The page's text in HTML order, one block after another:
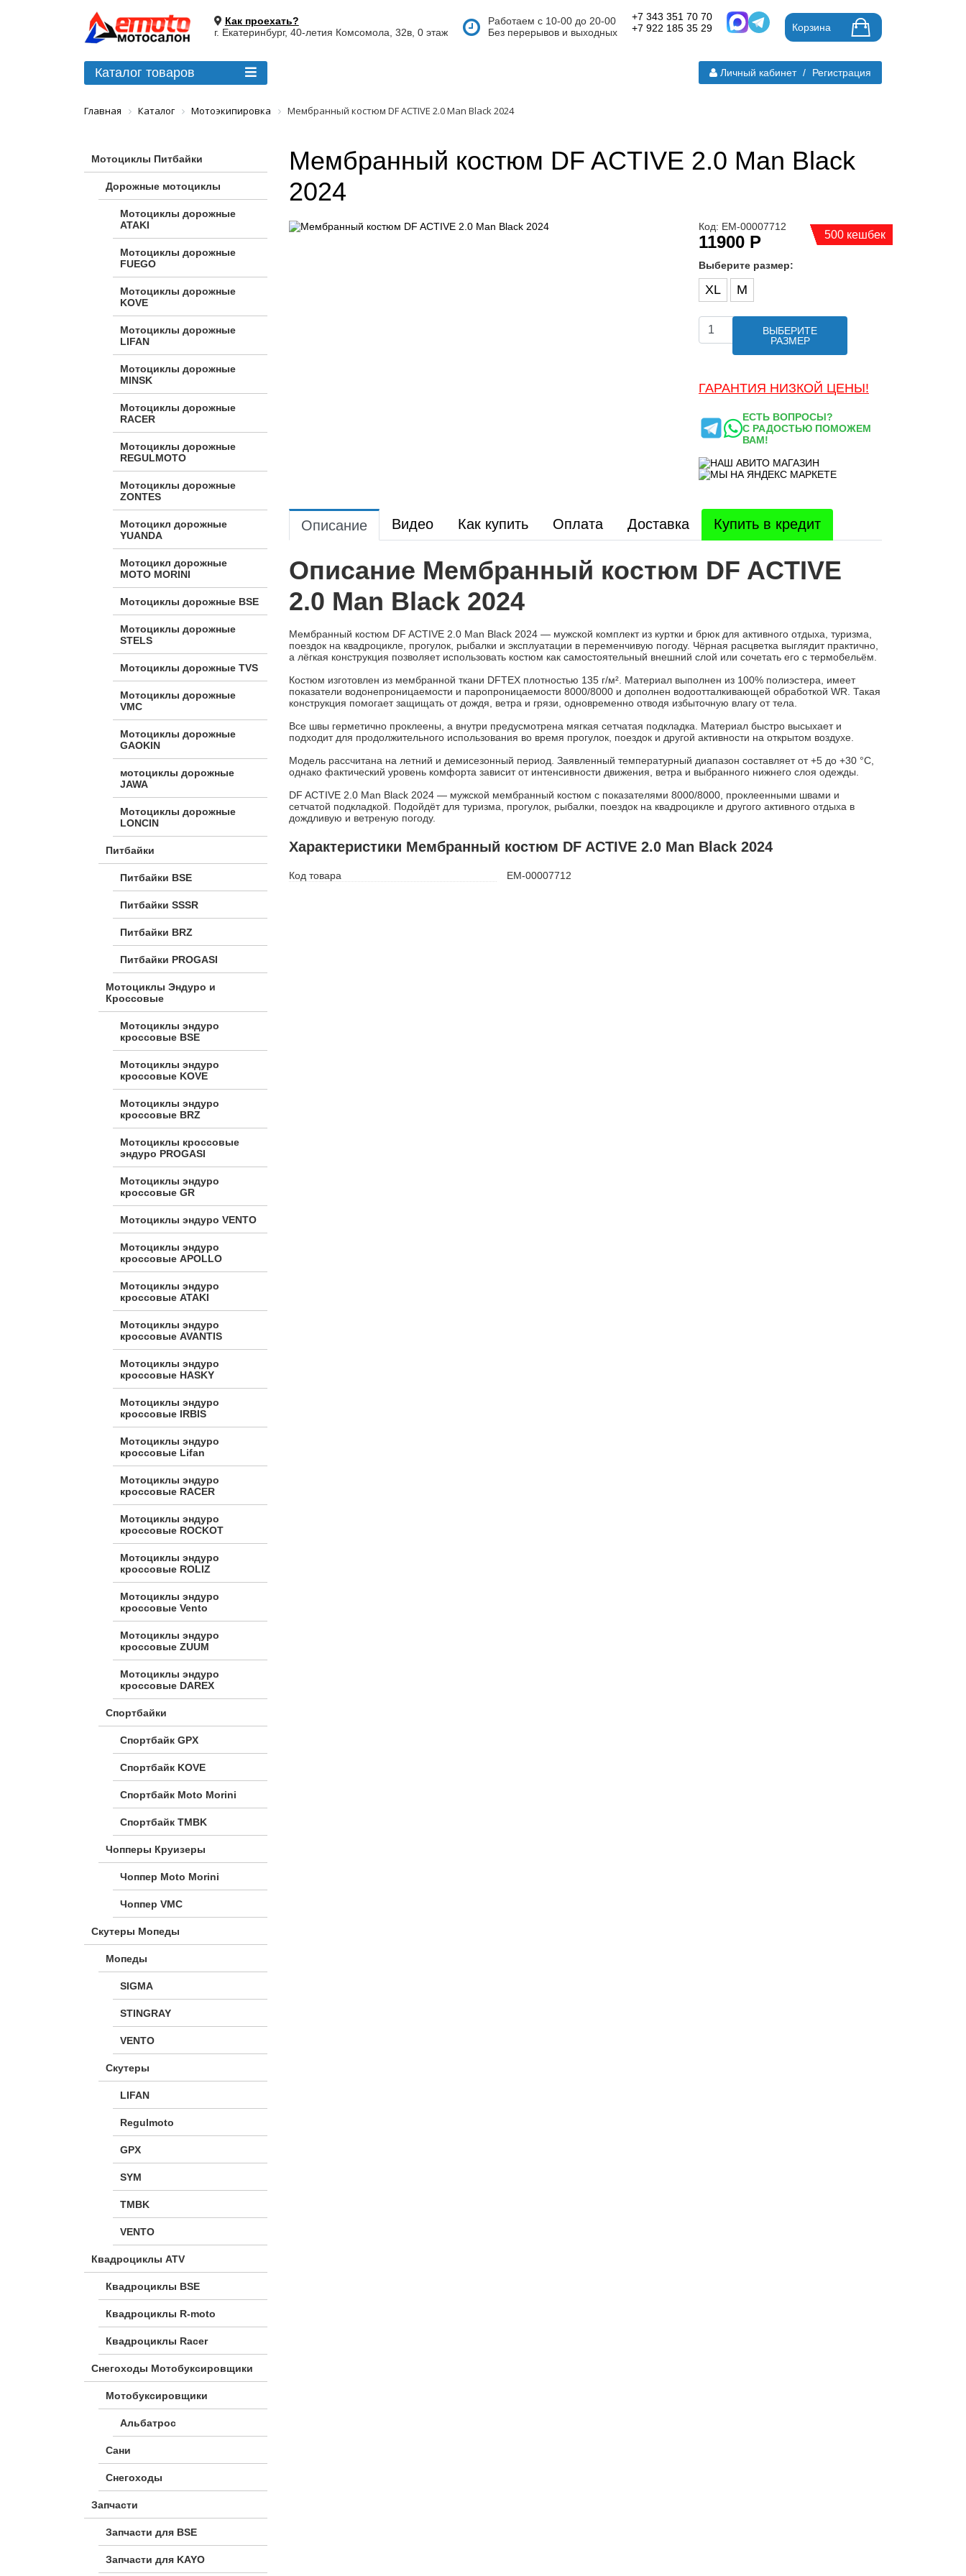
Как проехать?
г. Екатеринбург, 40-летия Комсомола, 32в, 0 этаж
Работаем с 10-00 до 20-00
Без перерывов и выходных
+7 343 351 70 70
+7 922 185 35 29
Корзина
Каталог товаров Личный кабинет / Регистрация
Главная Каталог Мотоэкипировка Мембранный костюм DF ACTIVE 2.0 Man Black 2024
Мотоциклы Питбайки
Дорожные мотоциклы
Мотоциклы дорожные
ATAKI
Мотоциклы дорожные
FUEGO
Мотоциклы дорожные
KOVE
Мотоциклы дорожные
LIFAN
Мотоциклы дорожные
MINSK
Мотоциклы дорожные
RACER
Мотоциклы дорожные
REGULMOTO
Мотоциклы дорожные
ZONTES
Мотоцикл дорожные
YUANDA
Мотоцикл дорожные
МОТО MORINI
Мотоциклы дорожные BSE
Мотоциклы дорожные
STELS
Мотоциклы дорожные TVS
Мотоциклы дорожные
VMC
Мотоциклы дорожные
GAOKIN
мотоциклы дорожные
JAWA
Мотоциклы дорожные
LONCIN
Питбайки
Питбайки BSE
Питбайки SSSR
Питбайки BRZ
Питбайки PROGASI
Мотоциклы Эндуро и
Кроссовые
Мотоциклы эндуро
кроссовые BSE
Мотоциклы эндуро
кроссовые KOVE
Мотоциклы эндуро
кроссовые BRZ
Мотоциклы кроссовые
эндуро PROGASI
Мотоциклы эндуро
кроссовые GR
Мотоциклы эндуро VENTO
Мотоциклы эндуро
кроссовые APOLLO
Мотоциклы эндуро
кроссовые ATAKI
Мотоциклы эндуро
кроссовые AVANTIS
Мотоциклы эндуро
кроссовые HASKY
Мотоциклы эндуро
кроссовые IRBIS
Мотоциклы эндуро
кроссовые Lifan
Мотоциклы эндуро
кроссовые RACER
Мотоциклы эндуро
кроссовые ROCKOT
Мотоциклы эндуро
кроссовые ROLIZ
Мотоциклы эндуро
кроссовые Vento
Мотоциклы эндуро
кроссовые ZUUM
Мотоциклы эндуро
кроссовые DAREX
Спортбайки
Спортбайк GPX
Спортбайк KOVE
Спортбайк Moto Morini
Спортбайк TMBK
Чопперы Круизеры
Чоппер Moto Morini
Чоппер VMC
Скутеры Мопеды
Мопеды
SIGMA
STINGRAY
VENTO
Скутеры
LIFAN
Regulmoto
GPX
SYM
TMBK
VENTO
Квадроциклы ATV
Квадроциклы BSE
Квадроциклы R-moto
Квадроциклы Racer
Снегоходы Мотобуксировщики
Мотобуксировщики
Альбатрос
Сани
Снегоходы
Запчасти
Запчасти для BSE
Запчасти для KAYO
Мембранный костюм DF ACTIVE 2.0 Man Black
2024
Код: ЕМ-00007712
11900 Р
Выберите размер:
XL M
ВЫБЕРИТЕ
РАЗМЕР
ГАРАНТИЯ НИЗКОЙ ЦЕНЫ!
ЕСТЬ ВОПРОСЫ?
С РАДОСТЬЮ ПОМОЖЕМ
ВАМ!
500 кешбек
Описание Видео Как купить Оплата Доставка Купить в кредит
Описание Мембранный костюм DF ACTIVE
2.0 Man Black 2024
Мембранный костюм DF ACTIVE 2.0 Man Black 2024 — мужской комплект из куртки и брюк для активного отдыха, туризма,
поездок на квадроцикле, прогулок, рыбалки и эксплуатации в переменчивую погоду. Чёрная расцветка выглядит практично,
а лёгкая конструкция позволяет использовать костюм как самостоятельный внешний слой или сочетать его с термобельём.
Костюм изготовлен из мембранной ткани DFTEX плотностью 135 г/м². Материал выполнен из 100% полиэстера, имеет
показатели водонепроницаемости и паропроницаемости 8000/8000 и дополнен водоотталкивающей обработкой WR. Такая
конструкция помогает защищать от дождя, ветра и грязи, одновременно отводя избыточную влагу от тела.
Все швы герметично проклеены, а внутри предусмотрена мягкая сетчатая подкладка. Материал быстро высыхает и
подходит для продолжительного использования во время прогулок, поездок и другой активности на открытом воздухе.
Модель рассчитана на летний и демисезонный период. Заявленный температурный диапазон составляет от +5 до +30 °C,
однако фактический уровень комфорта зависит от интенсивности движения, ветра и выбранного нижнего слоя одежды.
DF ACTIVE 2.0 Man Black 2024 — мужской мембранный костюм с показателями 8000/8000, проклеенными швами и
сетчатой подкладкой. Подойдёт для туризма, прогулок, рыбалки, поездок на квадроцикле и другого активного отдыха в
дождливую и ветреную погоду.
Характеристики Мембранный костюм DF ACTIVE 2.0 Man Black 2024
Код товара ЕМ-00007712